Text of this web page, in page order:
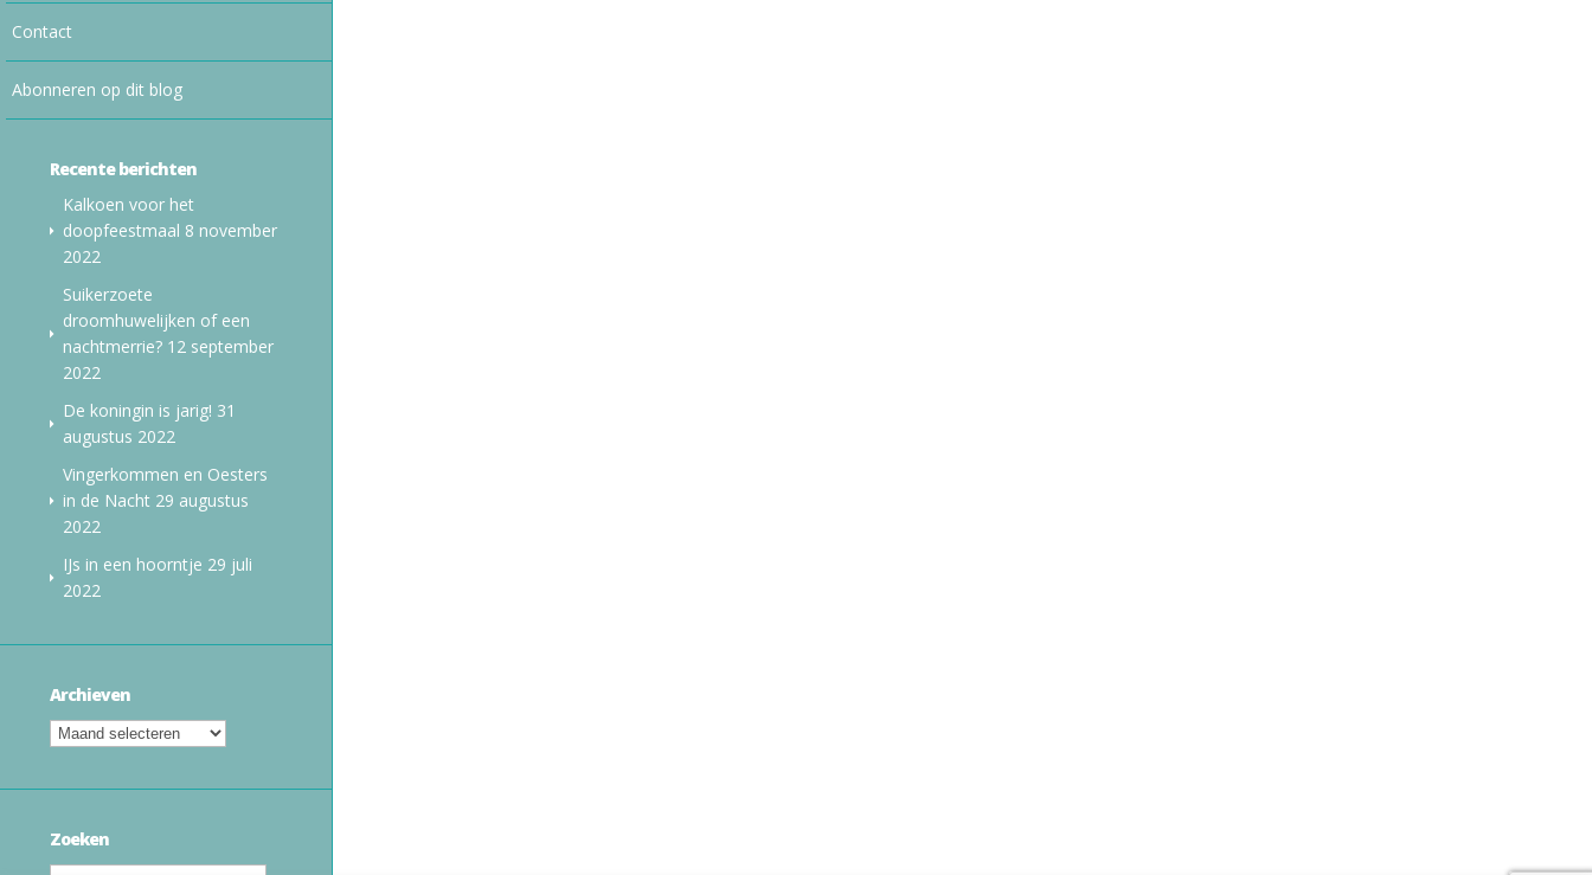
Contact
Abonneren op dit blog
Recente berichten
Kalkoen voor het
doopfeestmaal 8 november
2022
Suikerzoete
droomhuwelijken of een
nachtmerrie? 12 september
2022
De koningin is jarig! 31
augustus 2022
Vingerkommen en Oesters
in de Nacht 29 augustus
2022
IJs in een hoorntje 29 juli
2022
Archieven
Zoeken